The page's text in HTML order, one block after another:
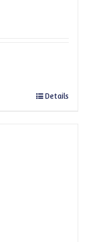
mehrere Varianten
Details